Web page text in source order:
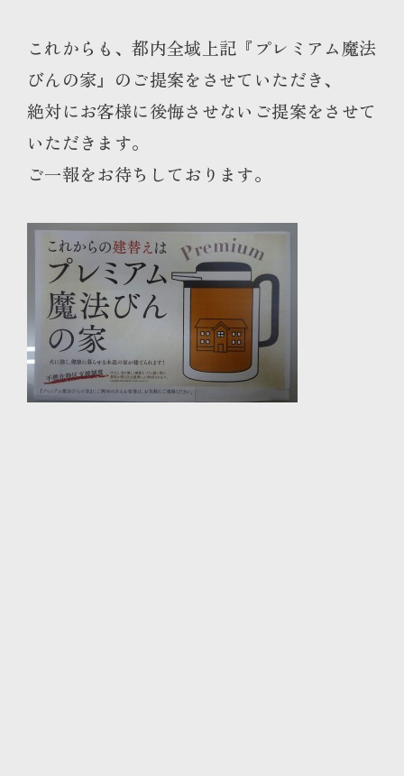
これからも、都内全域上記『プレミアム魔法
びんの家』のご提案をさせていただき、
絶対にお客様に後悔させないご提案をさせて
いただきます。
ご一報をお待ちしております。